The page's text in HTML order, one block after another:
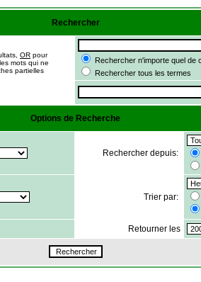
Rechercher
OR pour
mots qui ne
partielles
Rechercher n'importe quel de
Rechercher tous les termes
Options de Recherche
Rechercher depuis:
Trier par:
Retourner les